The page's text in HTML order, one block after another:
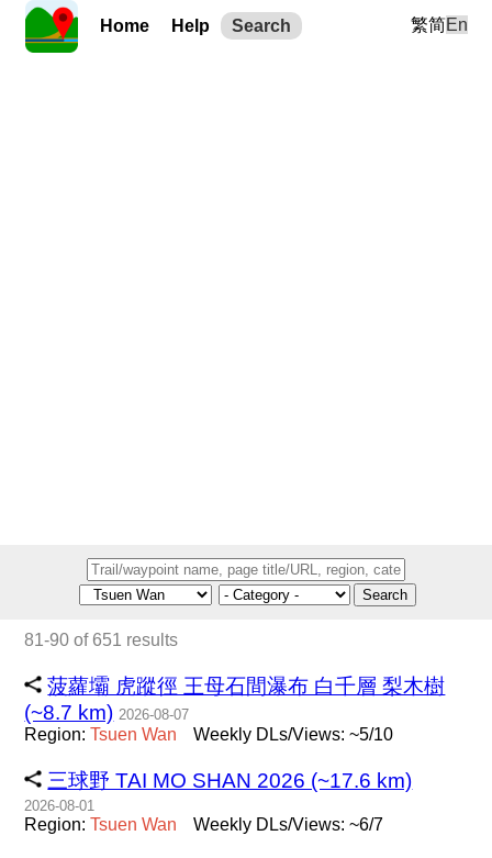
Home Help Search 繁简En
Search
81-90 of 651 results
菠蘿壩 虎蹤徑 王母石間瀑布 白千層 梨木樹
(~8.7 km) 2026-08-07
Region:Tsuen Wan Weekly DLs/Views: ~5/10
三球野 TAI MO SHAN 2026 (~17.6 km)
2026-08-01
Region:Tsuen Wan Weekly DLs/Views: ~6/7